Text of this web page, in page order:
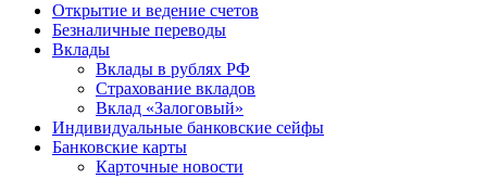
Открытие и ведение счетов
Безналичные переводы
Вклады
Вклады в рублях РФ
Страхование вкладов
Вклад «Залоговый»
Индивидуальные банковские сейфы
Банковские карты
Карточные новости